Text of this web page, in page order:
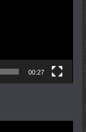
00:27